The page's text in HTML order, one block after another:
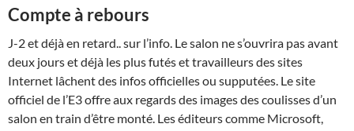
Compte à rebours
J-2 et déjà en retard.. sur l’info. Le salon ne s’ouvrira pas avant
deux jours et déjà les plus futés et travailleurs des sites
Internet lâchent des infos officielles ou supputées. Le site
officiel de l’E3 offre aux regards des images des coulisses d’un
salon en train d’être monté. Les éditeurs comme Microsoft,